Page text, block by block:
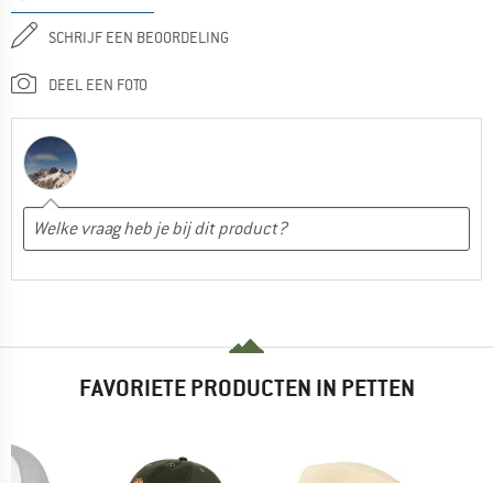
SCHRIJF EEN BEOORDELING
DEEL EEN FOTO
FAVORIETE PRODUCTEN IN PETTEN